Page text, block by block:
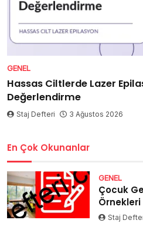
GENEL
Hassas Ciltlerde Lazer
Değerlendirme
Staj Defteri 3 Ağustos 2026
En Çok Okunanlar
GENEL
Çocuk
Örnekleri
Staj